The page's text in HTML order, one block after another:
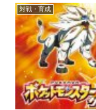
対戦・育成